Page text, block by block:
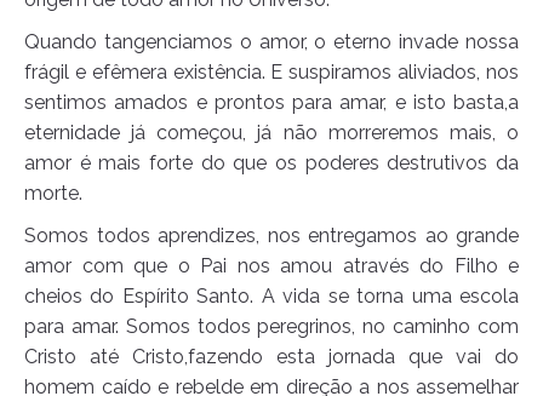
Quando tangenciamos o amor, o eterno invade nossa
frágil e efêmera existência. E suspiramos aliviados, nos
sentimos amados e prontos para amar, e isto basta,a
eternidade já começou, já não morreremos mais, o
amor é mais forte do que os poderes destrutivos da
morte.
Somos todos aprendizes, nos entregamos ao grande
amor com que o Pai nos amou através do Filho e
cheios do Espírito Santo. A vida se torna uma escola
para amar. Somos todos peregrinos, no caminho com
Cristo até Cristo,fazendo esta jornada que vai do
homem caído e rebelde em direção a nos assemelhar